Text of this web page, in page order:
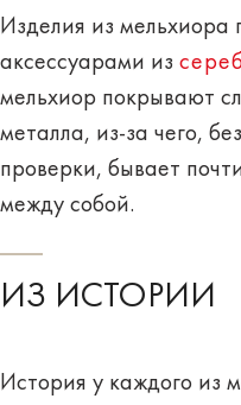
Изделия из мельхиора
аксессуарами из
мельхиор покрывают
металла, из-за чего,
проверки, бывает
между собой.
ИЗ ИСТОРИИ
История у каждого из